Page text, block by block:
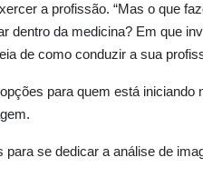
a profissão. “Mas o que
dentro da medicina? Em que
de como conduzir a sua
para quem está iniciando
se dedicar a análise de